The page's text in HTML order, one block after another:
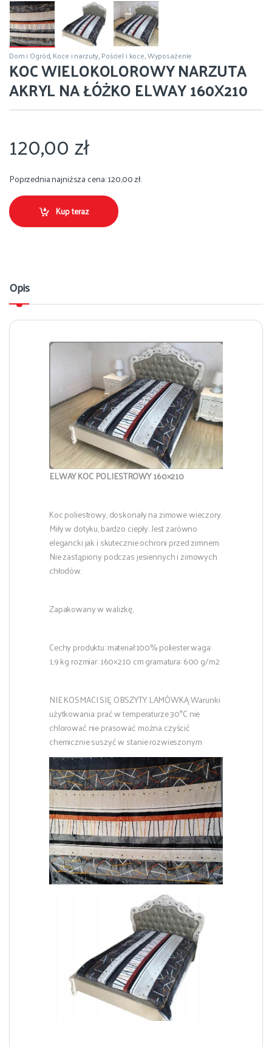
Dom i Ogród,Koce i narzuty,Pościel i koce,Wyposażenie
KOC WIELOKOLOROWY NARZUTA
AKRYL NA ŁÓŻKO ELWAY 160X210
120,00zł
Poprzednia najniższa cena:120,00zł.
Kup teraz
Opis
ELWAY KOC POLIESTROWY 160×210
Koc poliestrowy, doskonały na zimowe wieczory.
Miły w dotyku, bardzo ciepły. Jest zarówno
elegancki jak i skutecznie ochroni przed zimnem.
Nie zastąpiony podczas jesiennych i zimowych
chłodów.
Zapakowany w walizkę,
Cechy produktu: materiał:100% poliester waga:
1,9 kg rozmiar: 160×210 cm gramatura: 600 g/m2
NIE KOSMACI SIĘ OBSZYTY LAMÓWKĄ Warunki
użytkowania: prać w temperaturze 30*C nie
chlorować nie prasować można czyścić
chemicznie suszyć w stanie rozwieszonym